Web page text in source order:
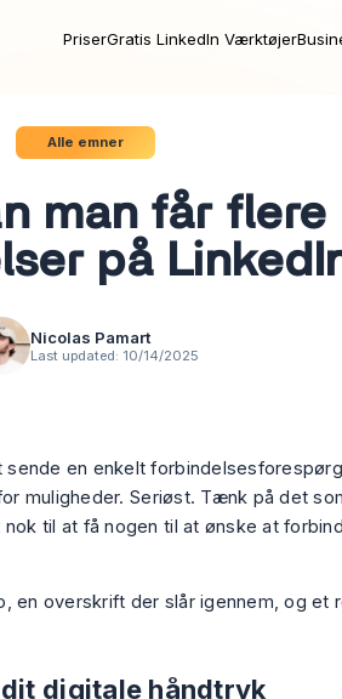
PriserGratis LinkedIn Værktøjer
Alle emner
man får flere
på
Nicolas Pamart
Last updated: 10/14/2025
en enkelt
muligheder. Seriøst. Tænk på det
til at få nogen til at ønske at
en overskrift der slår igennem, og et
digitale håndtryk